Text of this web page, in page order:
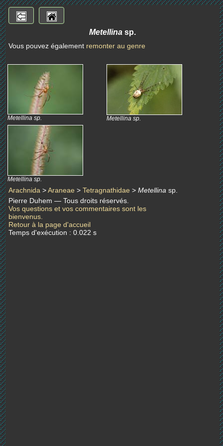
Metellinasp.
Vous pouvez également remonter au genre
Metellina sp.
Metellina sp.
Metellina sp.
Arachnida >Araneae > Tetragnathidae > Metellina sp.
Pierre Duhem — Tous droits réservés.
Vos questions et vos commentaires sont les
bienvenus.
Retour à la page d'accueil
Temps d'exécution : 0.022 s